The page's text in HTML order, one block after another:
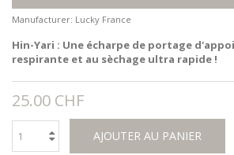
Manufacturer: Lucky France
Hin-Yari : Une écharpe de portage
respirante et au sèchage ultra rapide !
25.00 CHF
AJOUTER AU PANIER